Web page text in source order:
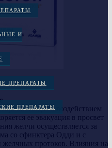
И
ПРЕПАРАТЫ
ПРЕПАРАТЫ
Под его воздействием
ее эвакуация в просвет
желчи осуществляется за
со сфинктера Одди и с
протоков. Влияния на